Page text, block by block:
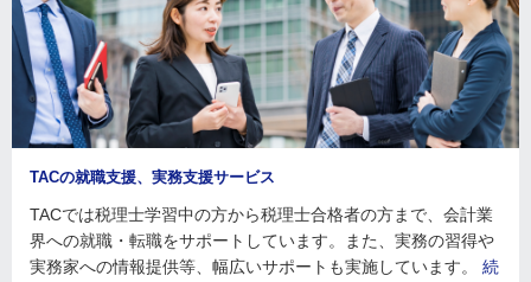
TACの就職支援、実務支援サービス
TACでは税理士学習中の方から税理士合格者の方まで、会計業
界への就職・転職をサポートしています。また、実務の習得や
実務家への情報提供等、幅広いサポートも実施しています。 続